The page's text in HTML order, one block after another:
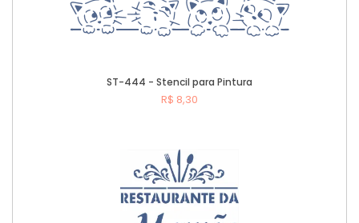
ST-444 - Stencil para Pintura
R$ 8,30